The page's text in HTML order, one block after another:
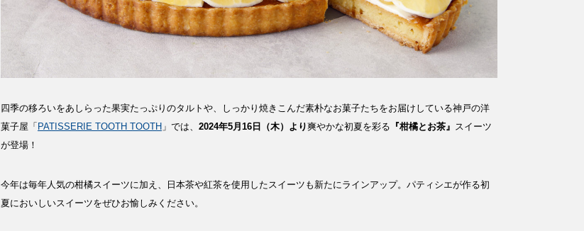
四季の移ろいをあしらった果実たっぷりのタルトや、しっかり焼きこんだ素朴なお菓子たちをお届けしている神戸の洋
菓子屋「PATISSERIE TOOTH TOOTH 」では、 2024年5月16日（木）より爽やかな初夏を彩る 『柑橘とお茶』 スイーツ
が登場！
今年は毎年人気の柑橘スイーツに加え、日本茶や紅茶を使用したスイーツも新たにラインアップ。パティシエが作る初
夏においしいスイーツをぜひお愉しみください。